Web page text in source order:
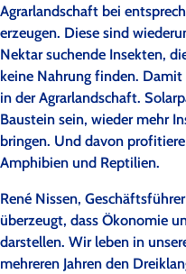
Agrarlandschaft bei
erzeugen. Diese sind
Nektar suchende Insekten,
keine Nahrung finden.
in der Agrarlandschaft.
Baustein sein, wieder mehr
bringen. Und davon
Amphibien und Reptilien.
René Nissen,
überzeugt, dass Ökonomie
darstellen. Wir leben in
mehreren Jahren den